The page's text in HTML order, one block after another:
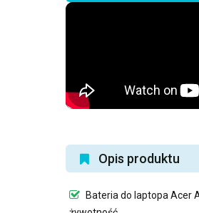
Opis produktu
Bateria do laptopa Acer